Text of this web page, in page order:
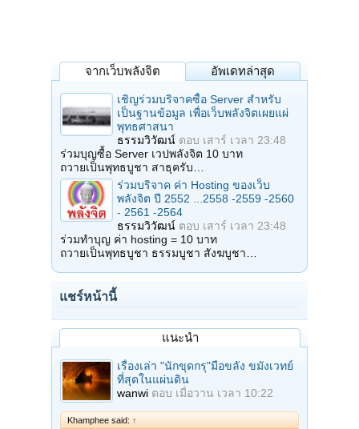
จากเว็บพลังจิต อัพเดทล่าสุด
เชิญร่วมบริจาคซื้อ Server สำหรับ
เป็นฐานข้อมูล เพื่อเว็บพลังจิตเผยแผ่
พุทธศาสนา
ธรรมวิวัฒน์ ตอบ เสาร์ เวลา 23:48
ร่วมบุญซื้อ Server เวปพลังจิต 10 บาท
ถวายเป็นพุทธบูชา สาธุครับ…
ร่วมบริจาค ค่า Hosting ของเว็บ
พลังจิต ปี 2552 ...2558 -2559 -2560
- 2561 -2564
ธรรมวิวัฒน์ ตอบ เสาร์ เวลา 23:48
ร่วมทำบุญ ค่า hosting = 10 บาท
ถวายเป็นพุทธบูชา ธรรมบูชา สังฆบูชา…
แชร์หน้านี้
แนะนำ
เรื่องเล่า "นักขุดกรุ"มือขลัง ขมังเวทย์
ที่สุดในแผ่นดิน
wanwi ตอบ เมื่อวาน เวลา 10:22
Khamphee said: ↑